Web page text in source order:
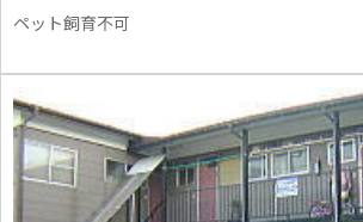
ペット飼育不可